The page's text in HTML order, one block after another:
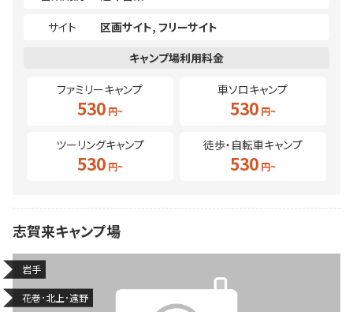
サイト
区画サイト フリーサイト
ファミリーキャンプ
530
車ソロキャンプ
530
ツーリングキャンプ
530
徒歩・自転車キャンプ
530
志賀来キャンプ場
岩手
花巻･北上･遠野